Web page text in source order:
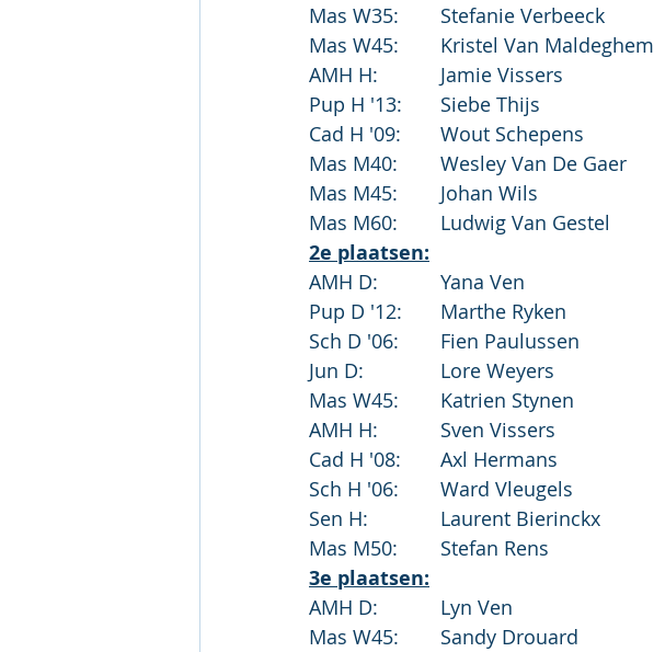
Mas W35:	Stefanie Verbeeck
Mas W45:	Kristel Van Maldeghem
AMH H:		Jamie Vissers
Pup H '13:	Siebe Thijs
Cad H '09:	Wout Schepens
Mas M40:	Wesley Van De Gaer
Mas M45:	Johan Wils
Mas M60:	Ludwig Van Gestel
2e plaatsen:
AMH D:		Yana Ven
Pup D '12:	Marthe Ryken
Sch D '06:	Fien Paulussen
Jun D:		Lore Weyers
Mas W45:	Katrien Stynen
AMH H:		Sven Vissers
Cad H '08:	Axl Hermans
Sch H '06:	Ward Vleugels
Sen H:		Laurent Bierinckx
Mas M50:	Stefan Rens
3e plaatsen:
AMH D:		Lyn Ven
Mas W45:	Sandy Drouard